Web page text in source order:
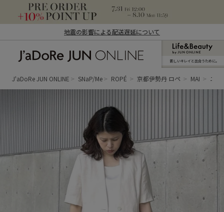
地震の影響による配送遅延について
ン オンライン）
新しいキレイと出合うために。
J'aDoRe JUN ONLINE SNaP/Me ROPÉ 京都伊勢丹 ロペ MAI ニッ